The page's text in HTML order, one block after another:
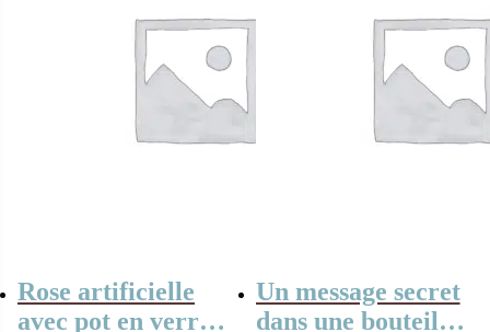
Rose artificielle
avec pot en verre
Un message secret
dans une bouteille